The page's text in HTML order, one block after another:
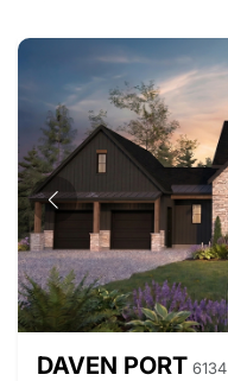
DAVEN PORT 6134